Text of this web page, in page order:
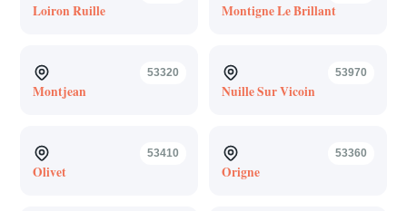
Loiron Ruille Montigne Le Brillant
53320
Montjean
53970
Nuille Sur Vicoin
53410
Olivet
53360
Origne